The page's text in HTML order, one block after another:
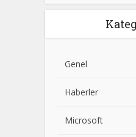
Genel
Haberler
Microsoft